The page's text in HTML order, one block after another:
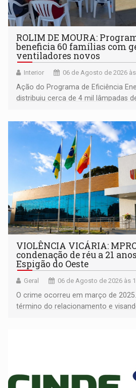
ROLIM DE MOURA:
beneficia 60 famílias com
ventiladores novos
Interior 06 de Agosto de 2026
Ação do Programa de Eficiência
distribuiu cerca de 4 mil lâmpadas
comunidade
VIOLÊNCIA VICÁRIA:
condenação de réu a 21
Espigão do Oeste
Geral 06 de Agosto de 2026 às
O crime ocorreu em março de
término do relacionamento e